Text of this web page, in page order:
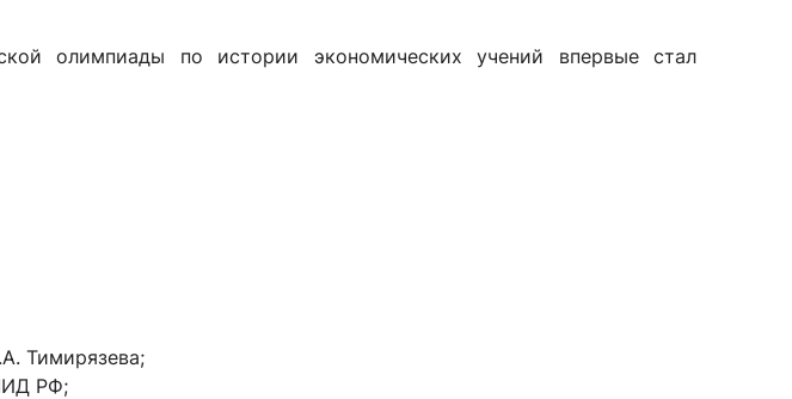
олимпиады по истории экономических учений впервые стал
Тимирязева;
РФ;